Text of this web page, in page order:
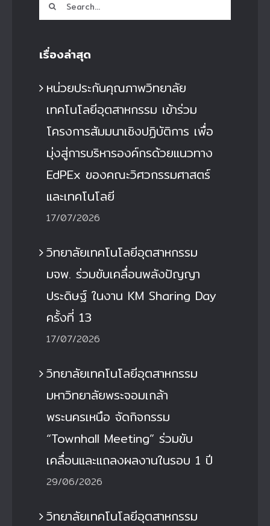
for:
เรื่องล่าสุด
หน่วยประกันคุณภาพวิทยาลัย
เทคโนโลยีอุตสาหกรรม เข้าร่วม
โครงการสัมมนาเชิงปฏิบัติการ เพื่อ
มุ่งสู่การบริหารองค์กรด้วยแนวทาง
EdPEx ของคณะวิศวกรรมศาสตร์
และเทคโนโลยี
17/07/2026
วิทยาลัยเทคโนโลยีอุตสาหกรรม
มจพ. ร่วมขับเคลื่อนพลังปัญญา
ประดิษฐ์ ในงาน KM Sharing Day
ครั้งที่ 13
17/07/2026
วิทยาลัยเทคโนโลยีอุตสาหกรรม
มหาวิทยาลัยพระจอมเกล้า
พระนครเหนือ จัดกิจกรรม
“Townhall Meeting” ร่วมขับ
เคลื่อนและแถลงผลงานในรอบ 1 ปี
29/06/2026
วิทยาลัยเทคโนโลยีอุตสาหกรรม